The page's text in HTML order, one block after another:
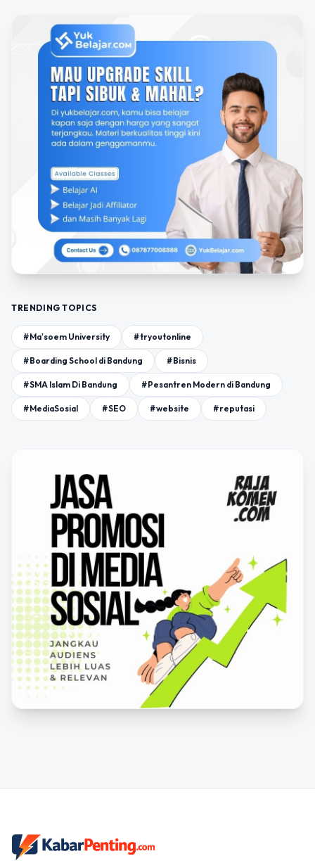
TRENDING TOPICS
#Ma'soem University #tryoutonline
#Boarding School di Bandung #Bisnis
#SMA Islam Di Bandung #Pesantren Modern di Bandung
#MediaSosial #SEO #website #reputasi